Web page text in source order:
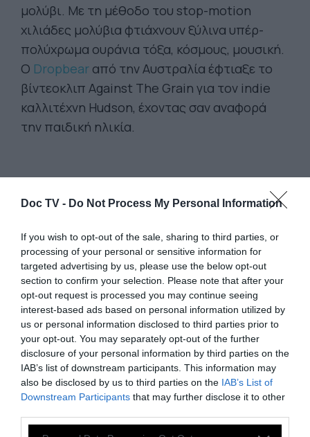
Doc TV - Do Not Process My Personal Information
If you wish to opt-out of the sale, sharing to third parties, or
processing of your personal or sensitive information for
targeted advertising by us, please use the below opt-out
section to confirm your selection. Please note that after your
opt-out request is processed you may continue seeing
interest-based ads based on personal information utilized by
us or personal information disclosed to third parties prior to
your opt-out. You may separately opt-out of the further
disclosure of your personal information by third parties on the
IAB’s list of downstream participants. This information may
also be disclosed by us to third parties on the IAB’s List of
Downstream Participants that may further disclose it to other
μολύβι. Με τη μέθοδο του stop-motion
χιλιάδες μολύβια φτιάχνουν ξύλινα υπέρ-
πολύχρωμα ουράνια τόξα, κόσμους, μουσική.
Ο Dropbear από την Αυστραλία έφτιαξε το
βίντεοκλιπ Against The Grain για τον indie
καλλιτέχνη Hudson, έχοντας σαν αναφορά
την παιδική ηλικία.